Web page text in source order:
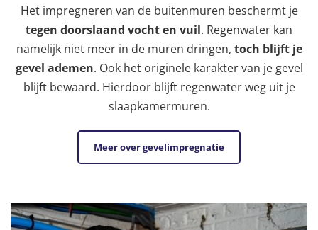
Het impregneren van de buitenmuren beschermt je
tegen doorslaand vocht en vuil. Regenwater kan
namelijk niet meer in de muren dringen, toch blijft je
gevel ademen. Ook het originele karakter van je gevel
blijft bewaard. Hierdoor blijft regenwater weg uit je
slaapkamermuren.
Meer over gevelimpregnatie